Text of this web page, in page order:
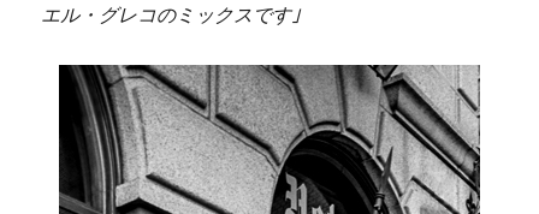
エル・グレコのミックスです｣